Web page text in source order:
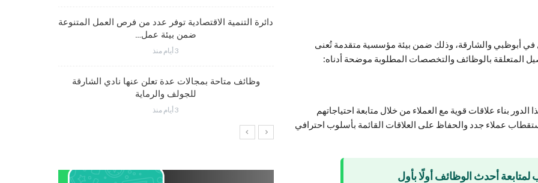
في أبوظبي والشارقة، وذلك ضمن بيئة مؤسسية متقدمة تُعنى
المتعلقة بالوظائف والتخصصات المطلوبة موضحة أدناه:
الدور بناء علاقات قوية مع العملاء من خلال متابعة احتياجاتهم
عملاء جدد والحفاظ على العلاقات القائمة بأسلوب احترافي
لمتابعة أحدث الوظائف أولًا بأول
4 أسابيع منذ
دائرة التنمية الاقتصادية توفر عدد من فرص العمل المتنوعة
ضمن بيئة عمل…
3 أيام منذ
وظائف متاحة بمجالات عدة تعلن عنها نادي الشارقة
للجولف والرماية
3 أيام منذ